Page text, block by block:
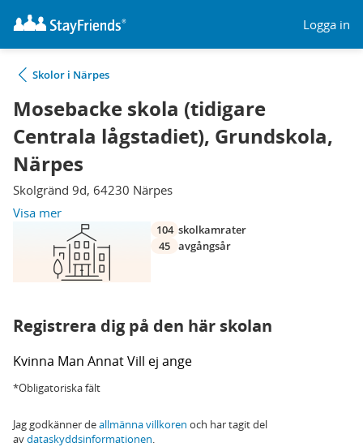
Logga in
Skolor i Närpes
Mosebacke skola (tidigare
Centrala lågstadiet), Grundskola,
Närpes
Skolgränd 9d, 64230 Närpes
Visa mer
104 skolkamrater
45 avgångsår
Registrera dig på den här skolan
Kvinna Man AnnatVill ej ange
*Obligatoriska fält
Jag godkänner deallmänna villkoren och har tagit del
avdataskyddsinformationen.